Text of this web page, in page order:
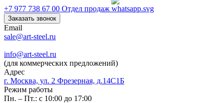
+7 977 738 67 00 Отдел продаж
Заказать звонок
Email
sale@art-steel.ru
info@art-steel.ru
(для коммерческих предложений)
Адрес
г. Москва, ул. 2 Фрезерная, д.14С1Б
Режим работы
Пн. – Пт.: с 10:00 до 17:00